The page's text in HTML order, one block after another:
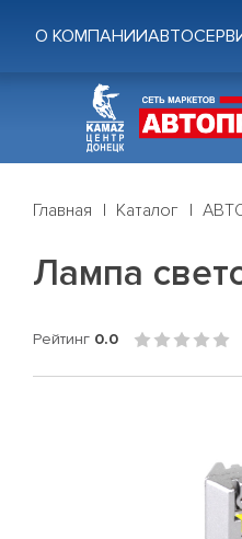
О КОМПАНИИ
Главная Каталог
Лампа
Рейтинг 0.0